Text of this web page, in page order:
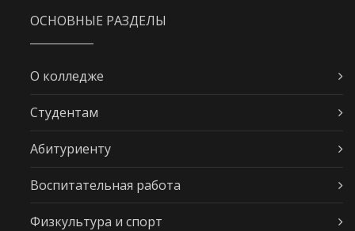
ОСНОВНЫЕ РАЗДЕЛЫ
О колледже
Студентам
Абитуриенту
Воспитательная работа
Физкультура и спорт